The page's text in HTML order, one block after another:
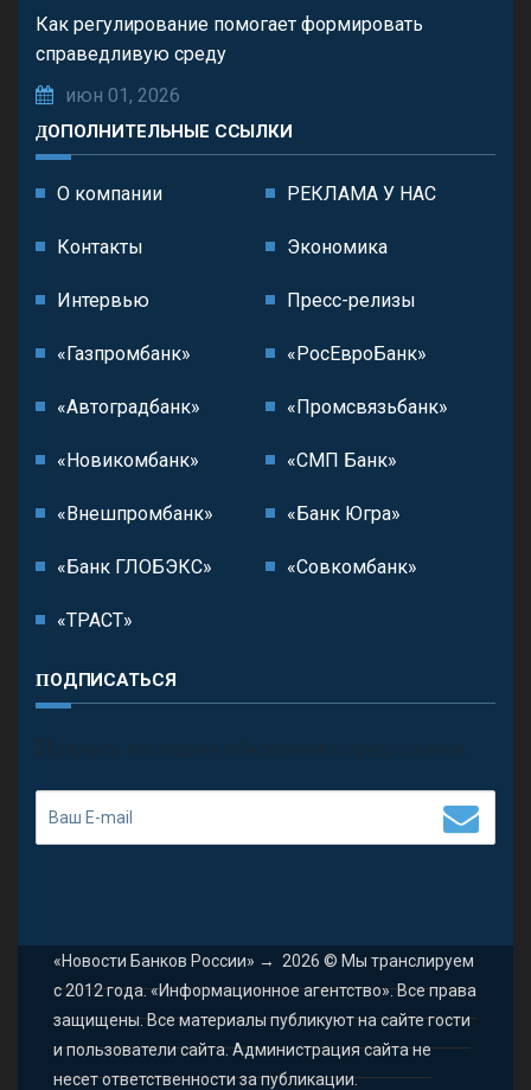
Как регулирование помогает формировать
справедливую среду
июн 01, 2026
ДОПОЛНИТЕЛЬНЫЕ ССЫЛКИ
О компании РЕКЛАМА У НАС
Контакты Экономика
Интервью Пресс-релизы
«Газпромбанк» «РосЕвроБанк»
«Автоградбанк» «Промсвязьбанк»
«Новикомбанк» «СМП Банк»
«Внешпромбанк» «Банк Югра»
«Банк ГЛОБЭКС» «Совкомбанк»
«ТРАСТ»
ПОДПИСАТЬСЯ
П олучить последние обновления и предложения.
«Новости Банков России» → 2026 © Мы транслируем
с 2012 года. «Информационное агентство». Все права
защищены. Все материалы публикуют на сайте гости
и пользователи сайта. Администрация сайта не
несет ответственности за публикации.